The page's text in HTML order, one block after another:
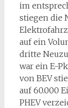
im
stiegen die
auf ein
dritte
war ein E-
von BEV
auf 60.000
PHEV